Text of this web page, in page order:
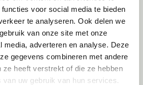
voor social media te bieden
te analyseren. Ook delen we
van onze site met onze
media, adverteren en analyse. Deze
gegevens combineren met andere
ze heeft verstrekt of die ze hebben
uw gebruik van hun services.